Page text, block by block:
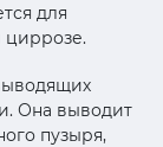
для
циррозе.
Она выводит
пузыря,